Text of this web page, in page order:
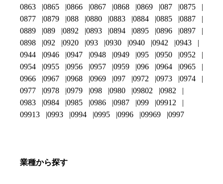
0863
0865 0866 0867 0868 0869 087
0875
0877
0879 088 0880 0883 0884 0885
0887
0889
089 0892 0893 0894 0895 0896
0897
0898
092 0920 093 0930 0940 0942
0943
0944
0946 0947 0948 0949 095 0950
0952
0954
0955 0956 0957 0959 096 0964
0965
0966
0967 0968 0969 097 0972 0973
0974
0977
0978 0979 098 0980 09802
0982
0983
0984 0985 0986 0987 099
09912
09913
0993 0994 0995 0996 09969 0997
業種から探す